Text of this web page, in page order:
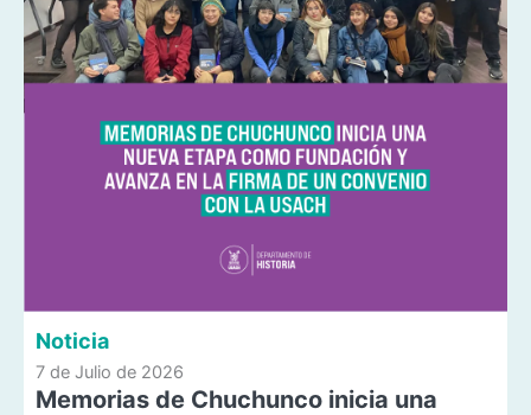
Noticia
7 de Julio de 2026
Memorias de Chuchunco inicia una